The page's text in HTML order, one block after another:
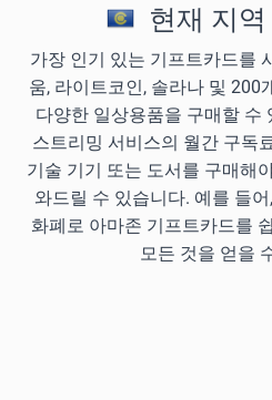
현재 지
가장 인기 있는 기프트카드를
움, 라이트코인, 솔라나 및 200
다양한 일상용품을 구매할 수
스트리밍 서비스의 월간 구독
기술 기기 또는 도서를 구매해
와드릴 수 있습니다. 예를 들
화폐로 아마존 기프트카드를
모든 것을 얻을